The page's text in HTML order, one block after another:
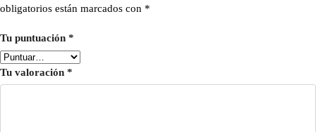
obligatorios están marcados con *
Tu puntuación *
Tu valoración *